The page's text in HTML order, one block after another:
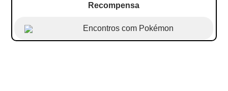
Recompensa
Encontros com Pokémon